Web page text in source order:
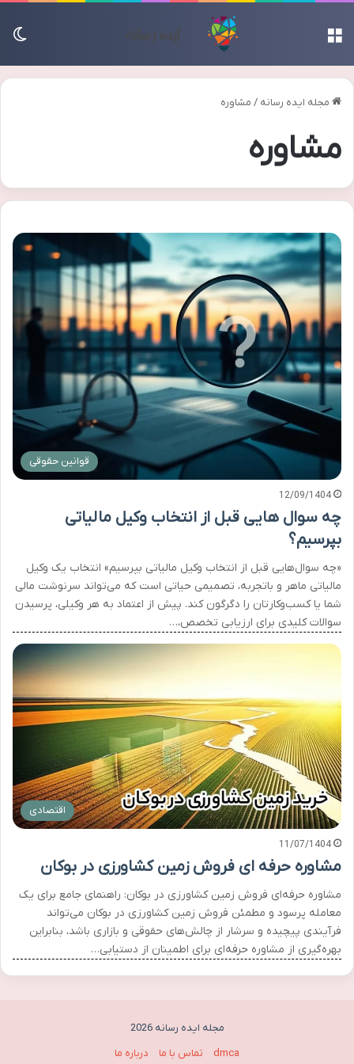
مجله ایده رسانه / مشاوره
مشاوره
قوانین حقوقی
12/09/1404
چه سوال هایی قبل از انتخاب وکیل مالیاتی
بپرسیم؟
«چه سوال‌هایی قبل از انتخاب وکیل مالیاتی بپرسیم» انتخاب یک وکیل
مالیاتی ماهر و باتجربه، تصمیمی حیاتی است که می‌تواند سرنوشت مالی
شما یا کسب‌وکارتان را دگرگون کند. پیش از اعتماد به هر وکیلی، پرسیدن
سوالات کلیدی برای ارزیابی تخصص،…
اقتصادی
11/07/1404
مشاوره حرفه ای فروش زمین کشاورزی در بوکان
مشاوره حرفه‌ای فروش زمین کشاورزی در بوکان: راهنمای جامع برای یک
معامله پرسود و مطمئن فروش زمین کشاورزی در بوکان می‌تواند
فرآیندی پیچیده و سرشار از چالش‌های حقوقی و بازاری باشد، بنابراین
بهره‌گیری از مشاوره حرفه‌ای برای اطمینان از دستیابی…
مجله ایده رسانه 2026
dmca
تماس با ما درباره ما